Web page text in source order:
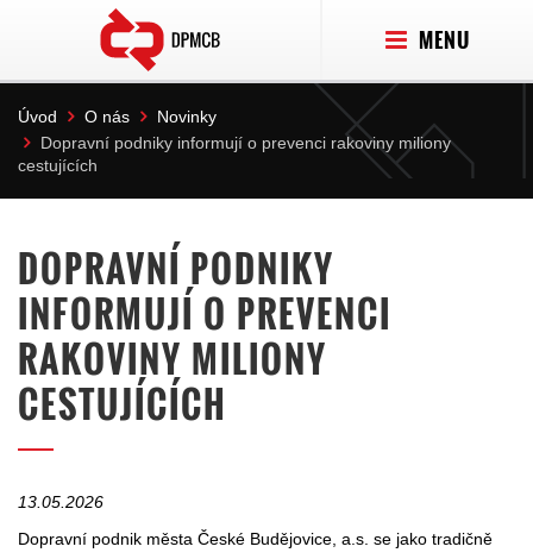
MENU
Úvod O nás
Novinky
Dopravní podniky informují o prevenci rakoviny miliony
cestujících
DOPRAVNÍ PODNIKY
INFORMUJÍ O PREVENCI
RAKOVINY MILIONY
CESTUJÍCÍCH
13.05.2026
Dopravní podnik města České Budějovice, a.s. se jako tradičně